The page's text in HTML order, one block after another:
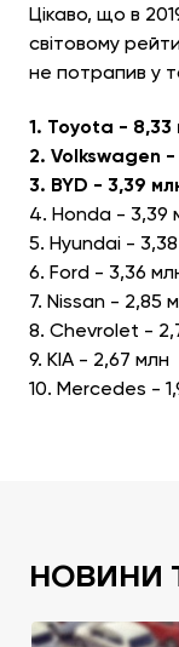
Цікаво, що в
світовому
не потрапив у
1. Toyota - 8,33
2. Volkswagen
3. BYD - 3,39
4. Honda - 3,39
5. Hyundai -
6. Ford - 3,36
7. Nissan - 2,85
8. Chevrolet -
9. KIA - 2,67 млн
10. Mercedes -
НОВИНИ